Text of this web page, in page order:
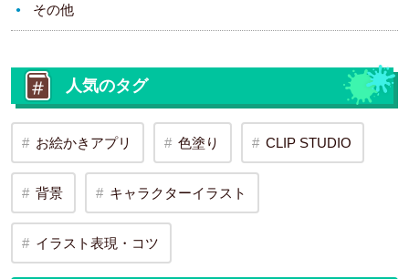
その他
人気のタグ
お絵かきアプリ 色塗り CLIP STUDIO
背景 キャラクターイラスト
イラスト表現・コツ